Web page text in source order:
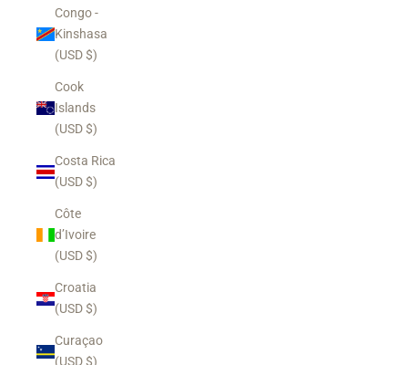
Congo -
Kinshasa
(USD $)
Cook
Islands
(USD $)
Costa Rica
(USD $)
Côte
d’Ivoire
(USD $)
Croatia
(USD $)
Curaçao
(USD $)